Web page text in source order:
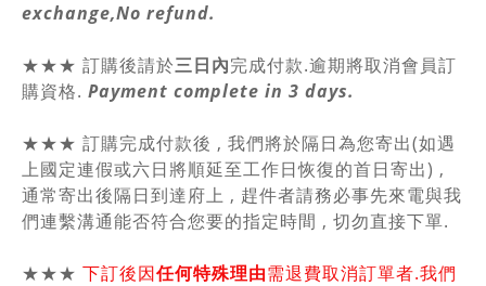
exchange,No refund.
★★★ 訂購後請於三日內完成付款.逾期將取消會員訂
購資格. Payment complete in 3 days.
★★★ 訂購完成付款後 , 我們將於隔日為您寄出(如遇
上國定連假或六日將順延至工作日恢復的首日寄出) ,
通常寄出後隔日到達府上 , 趕件者請務必事先來電與我
們連繫溝通能否符合您要的指定時間 , 切勿直接下單.
★★★ 下訂後因任何特殊理由需退費取消訂單者.我們